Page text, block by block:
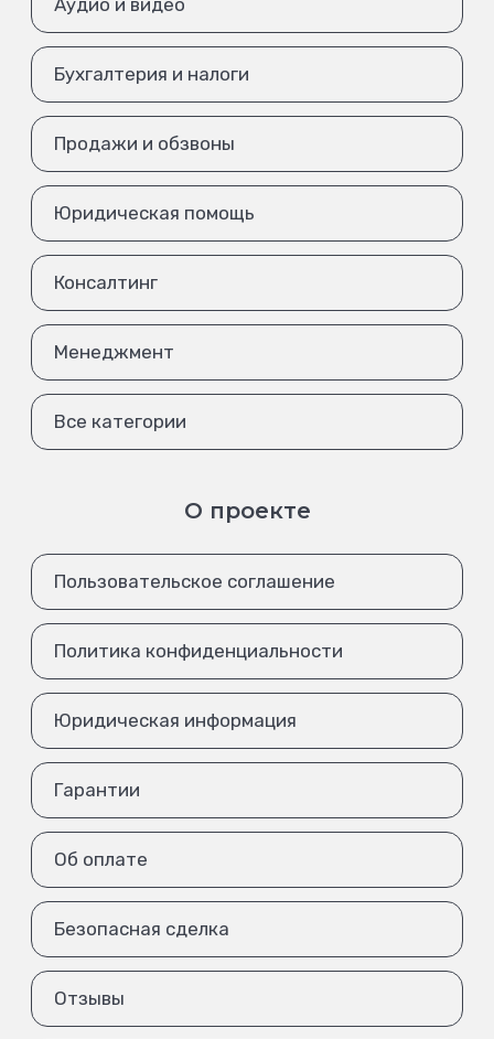
Аудио и видео
Бухгалтерия и налоги
Продажи и обзвоны
Юридическая помощь
Консалтинг
Менеджмент
Все категории
О проекте
Пользовательское соглашение
Политика конфиденциальности
Юридическая информация
Гарантии
Об оплате
Безопасная сделка
Отзывы